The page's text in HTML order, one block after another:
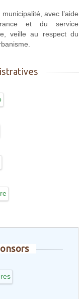
avec l’aide
et du service
veille au respect du